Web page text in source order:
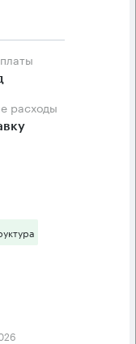
расходы